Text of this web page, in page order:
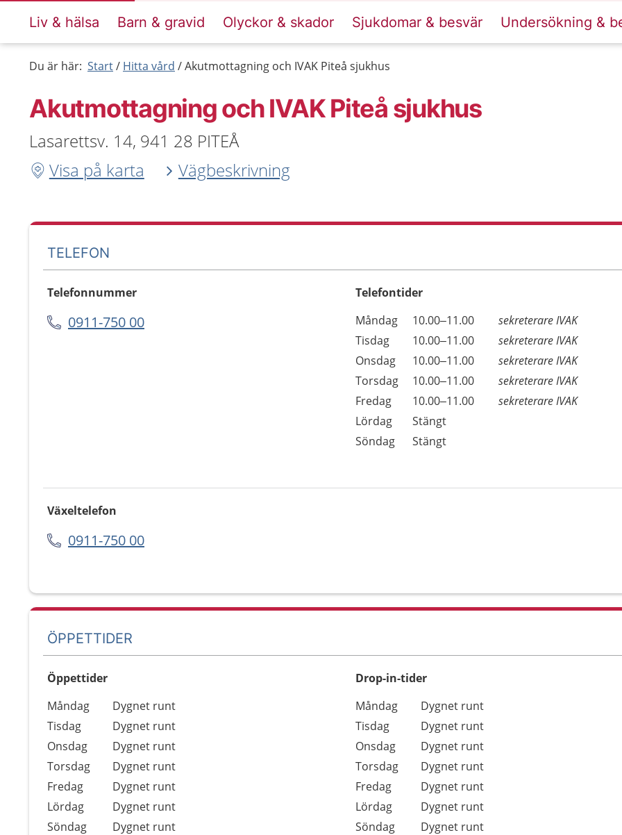
Liv & hälsa Barn & gravid Olyckor & skador Sjukdomar & besvär Undersökning &
Du är här: Start Hitta vård Akutmottagning och IVAK Piteå sjukhus
Akutmottagning och IVAK Piteå sjukhus
Lasarettsv. 14, 941 28 PITEÅ
Visa på karta
Vägbeskrivning
TELEFON
Telefonnummer
0911-750 00
Telefontider
Dag
Öppettider
Kommentarer
Måndag 10.00–11.00
sekreterare IVAK
Tisdag
10.00–11.00
sekreterare IVAK
Onsdag
10.00–11.00
sekreterare IVAK
Torsdag
10.00–11.00
sekreterare IVAK
Fredag
10.00–11.00
sekreterare IVAK
Lördag
Stängt
Söndag
Stängt
Växeltelefon
0911-750 00
ÖPPETTIDER
Öppettider
Dag
Öppettider
Kommentarer
Måndag
Dygnet runt
Tisdag
Dygnet runt
Onsdag
Dygnet runt
Torsdag
Dygnet runt
Fredag
Dygnet runt
Lördag
Dygnet runt
Söndag
Dygnet runt
Drop-in-tider
Måndag
Dygnet runt
Tisdag
Dygnet runt
Onsdag
Dygnet runt
Torsdag
Dygnet runt
Fredag
Dygnet runt
Lördag
Dygnet runt
Söndag
Dygnet runt